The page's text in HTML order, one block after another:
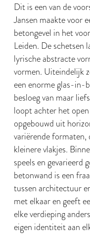
Dit is een van de
Jansen maakte voor
betongevel in het
Leiden. De schetsen
lyrische abstracte
vormen. Uiteindelijk
een enorme glas-in-
besloeg van maar
loopt achter het
opgebouwd uit
variërende formaten,
kleinere vlakjes.
speels en gevarieerd
betonwand is een
tussen architectuur
met elkaar en geeft
elke verdieping
eigen identiteit aan